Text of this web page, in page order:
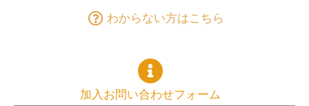
わからない方はこちら
加入お問い合わせフォーム